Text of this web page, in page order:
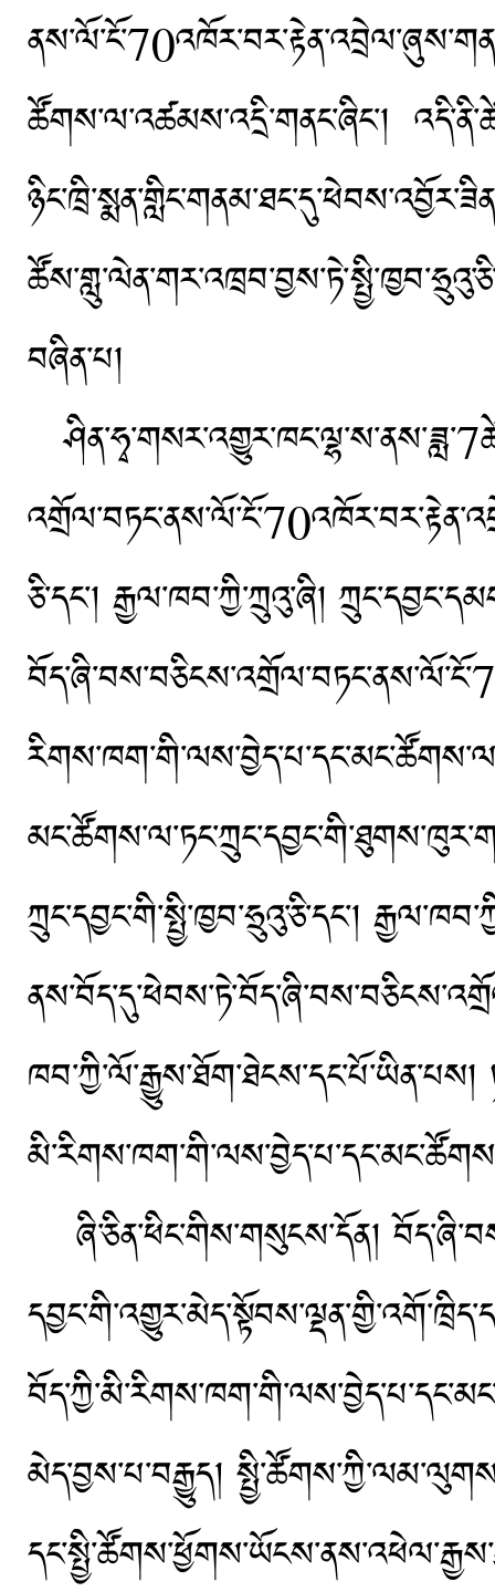
ཚོགས་ལ་འཚམས་འདྲི་གནང་ཞིང་།
བཞིན་པ།
ཅི་དང་། རྒྱལ་ཁབ་ཀྱི་ཀྲུའུ་ཞི།
ཀྲུང་དབྱང་གི་སྤྱི་ཁྱབ་ཧྲུའུ་ཅི་དང་།
ཁབ་ཀྱི་ལོ་རྒྱུས་ཐོག་ཐེངས་དང་པོ་ཡིན་པས།
ཞི་ཅིན་ཕིང་གིས་གསུངས་དོན།
མེད་བྱས་པ་བརྒྱུད།